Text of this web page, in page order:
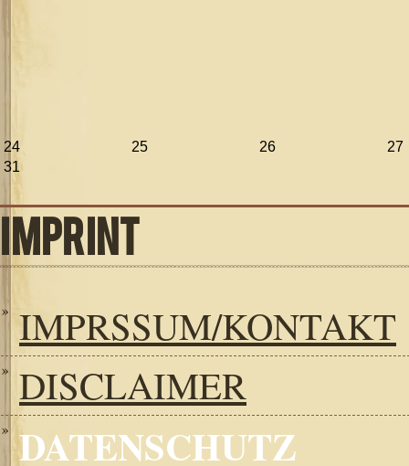
24 25 26
27
31
IMPRINT
IMPRSSUM/KONTAKT
DISCLAIMER
DATENSCHUTZ